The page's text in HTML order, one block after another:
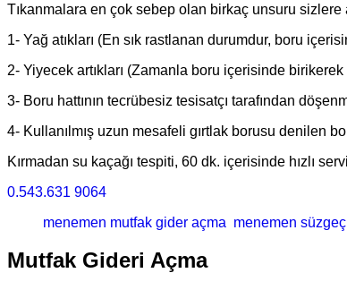
Tıkanmalara en çok sebep olan birkaç unsuru sizlere
1- Yağ atıkları (En sık rastlanan durumdur, boru
2- Yiyecek artıkları (Zamanla boru içerisinde birikerek
3- Boru hattının tecrübesiz tesisatçı tarafından
4- Kullanılmış uzun mesafeli gırtlak borusu denilen
Kırmadan su kaçağı tespiti, 60 dk. içerisinde hızlı
0.543.631 9064
menemen mutfak gider açma menemen
Mutfak Gideri Açma